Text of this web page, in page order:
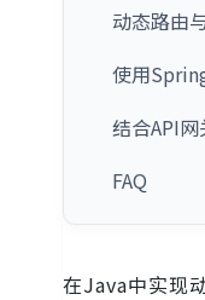
动态路由
使用
结合API
FAQ
在Java中实现